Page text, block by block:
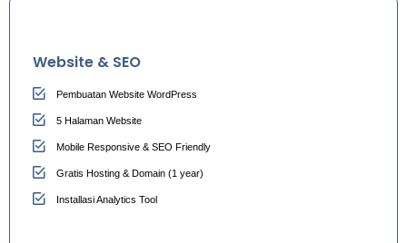
Website & SEO
Pembuatan Website WordPress
5 Halaman Website
Mobile Responsive & SEO Friendly
Gratis Hosting & Domain (1 year)
Installasi Analytics Tool